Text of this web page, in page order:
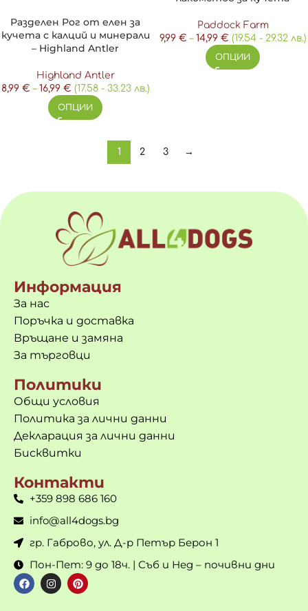
Разделен Рог от елен за
кучета с калций и минерали
– Highland Antler
Highland Antler
8,99 € – 16,99 € (17.58 - 33.23 лв.)
ОПЦИИ
Paddock Farm
9,99 € – 14,99 € (19.54 - 29.32 лв.)
ОПЦИИ
1 2 3 →
Информация
За нас
Поръчка и доставка
Връщане и замяна
За търговци
Политики
Общи условия
Политика за лични данни
Декларация за лични данни
Бисквитки
Контакти
+359 898 686 160
info@all4dogs.bg
гр. Габрово, ул. Д-р Петър Берон 1
Пон-Пет: 9 до 18ч. | Съб и Нед – почивни дни